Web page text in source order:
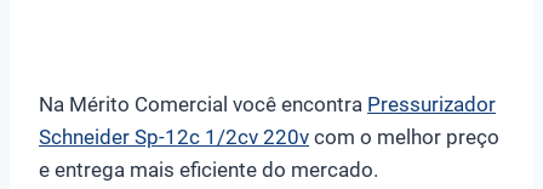
Na Mérito Comercial você encontra Pressurizador
Schneider Sp-12c 1/2cv 220v com o melhor preço
e entrega mais eficiente do mercado.